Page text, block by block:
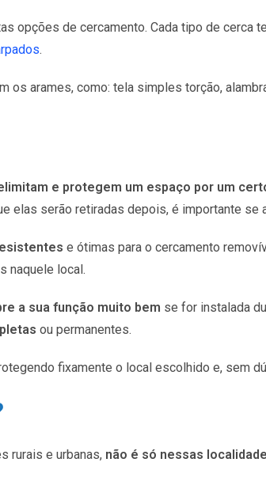
opções de cercamento. Cada tipo de cerca
.
os arames, como: tela simples torção,
e protegem um espaço por um
elas serão retiradas depois, é importante se
e ótimas para o cercamento
naquele local.
a sua função muito bem se for instalada
ou permanentes.
fixamente o local escolhido e, sem
rurais e urbanas, não é só nessas